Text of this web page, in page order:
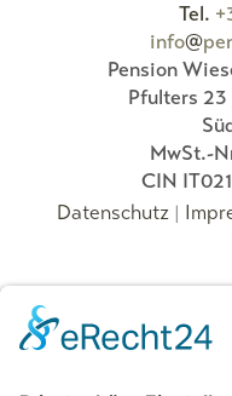
Tel.
info@
Pension
Pfulters
MwSt.-
CIN
Datenschutz |